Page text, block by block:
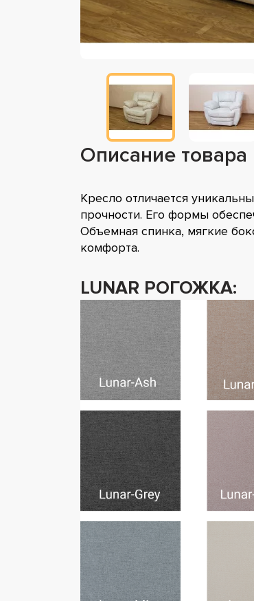
Описание товара
Кресло отличается
прочности. Его формы
Объемная спинка, мягкие
комфорта.
LUNAR РОГОЖКА: